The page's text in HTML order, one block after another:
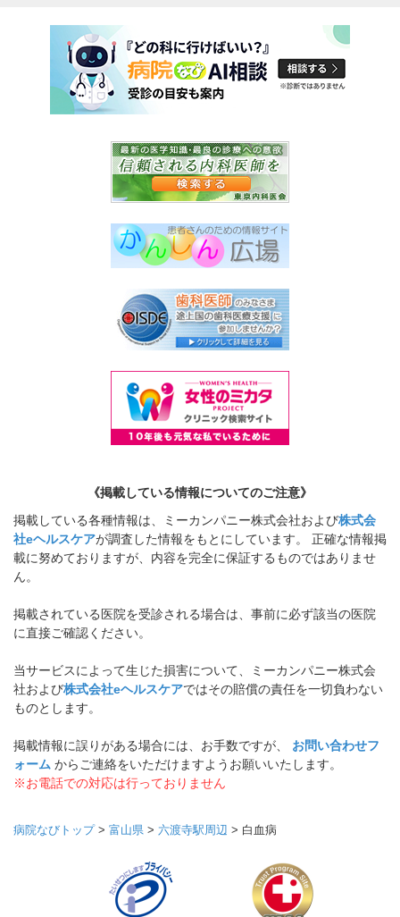
《掲載している情報についてのご注意》
掲載している各種情報は、ミーカンパニー株式会社および株式会
社eヘルスケアが調査した情報をもとにしています。 正確な情報掲
載に努めておりますが、内容を完全に保証するものではありませ
ん。
掲載されている医院を受診される場合は、事前に必ず該当の医院
に直接ご確認ください。
当サービスによって生じた損害について、ミーカンパニー株式会
社および株式会社eヘルスケアではその賠償の責任を一切負わない
ものとします。
掲載情報に誤りがある場合には、お手数ですが、 お問い合わせフ
ォーム からご連絡をいただけますようお願いいたします。
※お電話での対応は行っておりません
病院なびトップ> 富山県 > 六渡寺駅周辺 > 白血病